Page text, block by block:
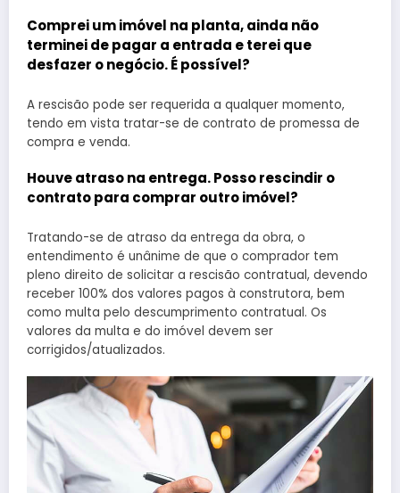
Comprei um imóvel na planta, ainda não
terminei de pagar a entrada e terei que
desfazer o negócio. É possível?
A rescisão pode ser requerida a qualquer momento,
tendo em vista tratar-se de contrato de promessa de
compra e venda.
Houve atraso na entrega. Posso rescindir o
contrato para comprar outro imóvel?
Tratando-se de atraso da entrega da obra, o
entendimento é unânime de que o comprador tem
pleno direito de solicitar a rescisão contratual, devendo
receber 100% dos valores pagos à construtora, bem
como multa pelo descumprimento contratual. Os
valores da multa e do imóvel devem ser
corrigidos/atualizados.